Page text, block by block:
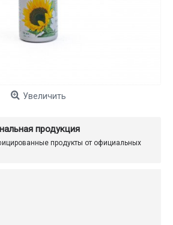
Увеличить
продукция
продукты от официальных